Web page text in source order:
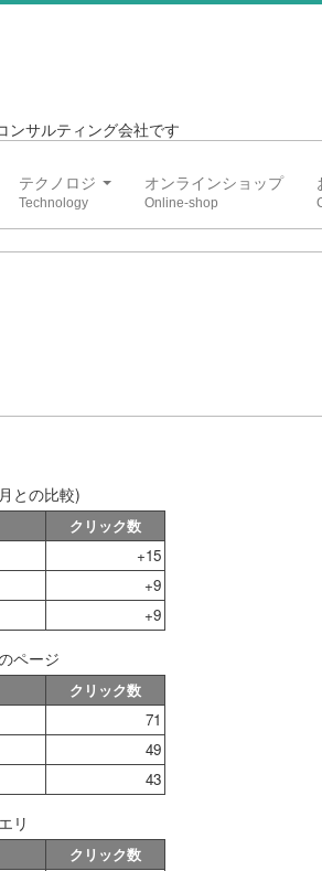
ンサルティング会社です
テクノロジ オンラインショップ
との比較)
クリック数
+15
+9
+9
ページ
クリック数
71
49
43
リ
クリック数